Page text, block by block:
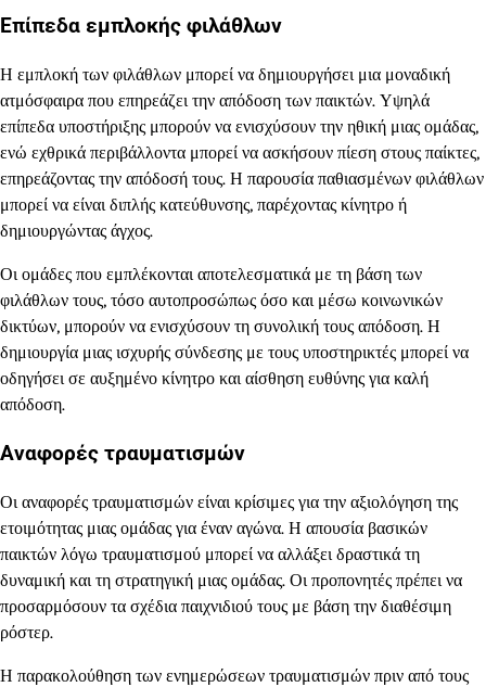
Επίπεδα εμπλοκής φιλάθλων
Η εμπλοκή των φιλάθλων μπορεί να δημιουργήσει μια μοναδική
ατμόσφαιρα που επηρεάζει την απόδοση των παικτών. Υψηλά
επίπεδα υποστήριξης μπορούν να ενισχύσουν την ηθική μιας ομάδας,
ενώ εχθρικά περιβάλλοντα μπορεί να ασκήσουν πίεση στους παίκτες,
επηρεάζοντας την απόδοσή τους. Η παρουσία παθιασμένων φιλάθλων
μπορεί να είναι διπλής κατεύθυνσης, παρέχοντας κίνητρο ή
δημιουργώντας άγχος.
Οι ομάδες που εμπλέκονται αποτελεσματικά με τη βάση των
φιλάθλων τους, τόσο αυτοπροσώπως όσο και μέσω κοινωνικών
δικτύων, μπορούν να ενισχύσουν τη συνολική τους απόδοση. Η
δημιουργία μιας ισχυρής σύνδεσης με τους υποστηρικτές μπορεί να
οδηγήσει σε αυξημένο κίνητρο και αίσθηση ευθύνης για καλή
απόδοση.
Αναφορές τραυματισμών
Οι αναφορές τραυματισμών είναι κρίσιμες για την αξιολόγηση της
ετοιμότητας μιας ομάδας για έναν αγώνα. Η απουσία βασικών
παικτών λόγω τραυματισμού μπορεί να αλλάξει δραστικά τη
δυναμική και τη στρατηγική μιας ομάδας. Οι προπονητές πρέπει να
προσαρμόσουν τα σχέδια παιχνιδιού τους με βάση την διαθέσιμη
ρόστερ.
Η παρακολούθηση των ενημερώσεων τραυματισμών πριν από τους